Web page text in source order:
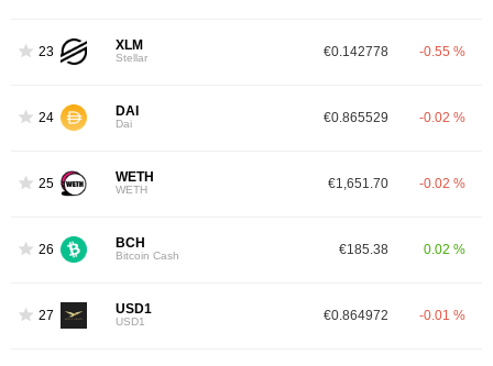
23 XLM
Stellar €0.142778 -0.55 %
24 DAI
Dai €0.865529 -0.02 %
25 WETH
WETH €1,651.70 -0.02 %
26 BCH
Bitcoin Cash €185.38 0.02 %
27 USD1
USD1 €0.864972 -0.01 %